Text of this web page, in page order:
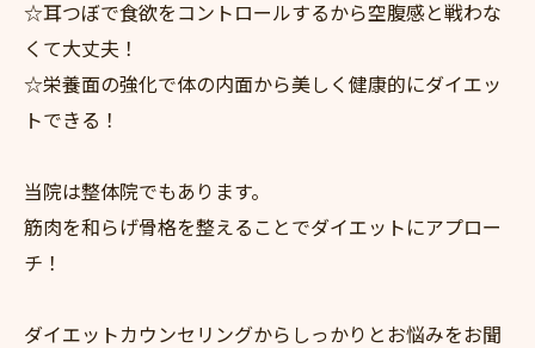
☆耳つぼで食欲をコントロールするから空腹感と戦わな
くて大丈夫！
☆栄養面の強化で体の内面から美しく健康的にダイエッ
トできる！
当院は整体院でもあります。
筋肉を和らげ骨格を整えることでダイエットにアプロー
チ！
ダイエットカウンセリングからしっかりとお悩みをお聞